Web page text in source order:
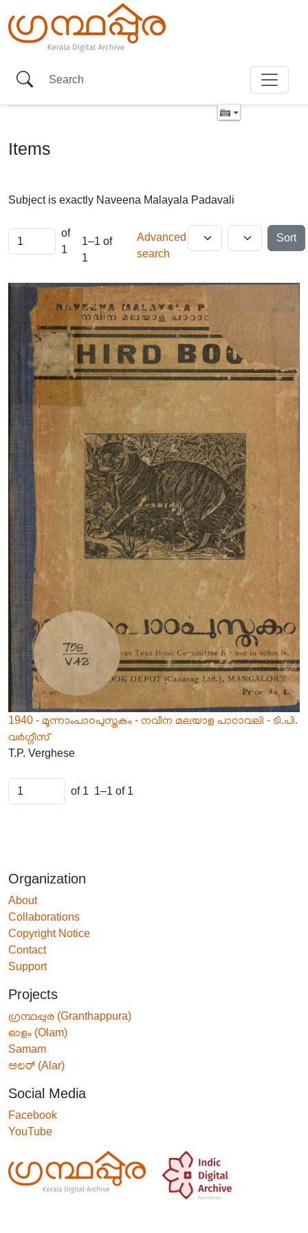
Items
Subject is exactly Naveena Malayala Padavali
of
1
1–1 of
1
Advanced
search
Sort
1940 - മൂന്നാംപാഠപുസ്തകം - നവീന മലയാള പാഠാവലി - ടി.പി.
വർഗ്ഗീസ്
T.P. Verghese
of 1 1–1 of 1
Organization
About
Collaborations
Copyright Notice
Contact
Support
Projects
ഗ്രന്ഥപ്പുര (Granthappura)
ഓളം (Olam)
Samam
ಅಲರ್ (Alar)
Social Media
Facebook
YouTube